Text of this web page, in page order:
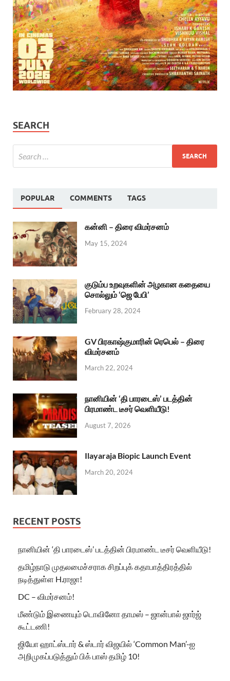
SEARCH
POPULAR COMMENTS TAGS
கன்னி – திரை விமர்சனம்
May 15, 2024
குடும்ப உறவுகளின் அழகான கதையை
சொல்லும் ‘ஜெ பேபி’
February 28, 2024
GV பிரகாஷ்குமாரின் ரெபெல் – திரை
விமர்சனம்
March 22, 2024
நானியின் ‘தி பாரடைஸ்’ படத்தின்
பிரமாண்ட டீசர் வெளியீடு!
August 7, 2026
Ilayaraja Biopic Launch Event
March 20, 2024
RECENT POSTS
நானியின் ‘தி பாரடைஸ்’ படத்தின் பிரமாண்ட டீசர் வெளியீடு!
தமிழ்நாடு முதலமைச்சராக சிறப்புக் கதாபாத்திரத்தில்
நடித்துள்ள H.ராஜா!
DC – விமர்சனம்!
மீண்டும் இணையும் டொவினோ தாமஸ் – ஜான்பால் ஜார்ஜ்
கூட்டணி!
ஜியோ ஹாட்ஸ்டார் & ஸ்டார் விஜயில் ‘Common Man’-ஐ
அறிமுகப்படுத்தும் பிக் பாஸ் தமிழ் 10!